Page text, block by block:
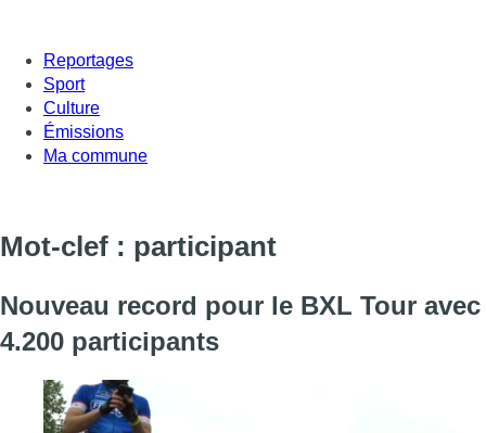
Reportages
Sport
Culture
Émissions
Ma commune
Mot-clef : participant
Nouveau record pour le BXL Tour avec
4.200 participants